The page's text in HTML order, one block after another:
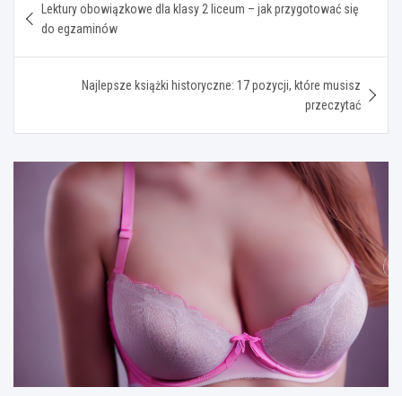
wpisu
Lektury obowiązkowe dla klasy 2 liceum – jak przygotować się
do egzaminów
Najlepsze książki historyczne: 17 pozycji, które musisz
przeczytać